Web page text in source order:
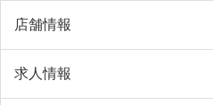
店舗情報
求人情報